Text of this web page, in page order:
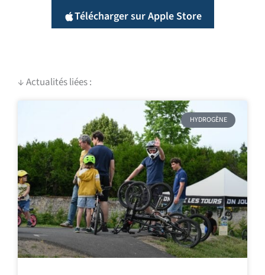
Télécharger sur Apple Store
↓ Actualités liées :
HYDROGÈNE
a
g
e
g
e
P
a
g
e